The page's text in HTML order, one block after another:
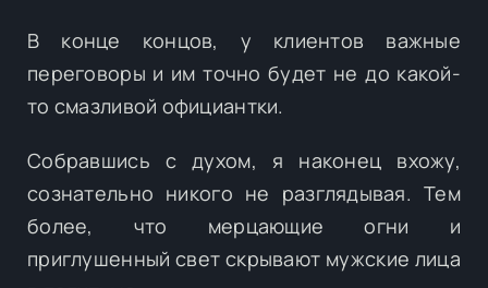
В конце концов, у клиентов важные
переговоры и им точно будет не до какой-
то смазливой официантки.
Собравшись с духом, я наконец вхожу,
сознательно никого не разглядывая. Тем
более, что мерцающие огни и
приглушенный свет скрывают мужские лица